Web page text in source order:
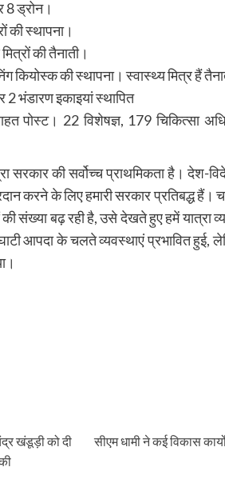
8 ड्रोन।
की स्थापना।
की तैनाती।
कियोस्क की स्थापना। स्वास्थ्य मित्र हैं
भंडारण इकाइयां स्थापित
पोस्ट। 22 विशेषज्ञ, 179 चिकित्सा
की सर्वोच्च प्राथमिकता है। देश-
करने के लिए हमारी सरकार प्रतिबद्ध हैं।
बढ़ रही है, उसे देखते हुए हमें यात्रा
आपदा के चलते व्यवस्थाएं प्रभावित हुई,
खंडूड़ी को दी
सीएम धामी ने कई विकास